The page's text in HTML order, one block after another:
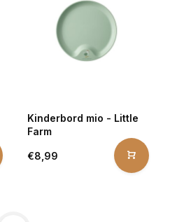
Kinderbord mio - Little
Farm
€8,99